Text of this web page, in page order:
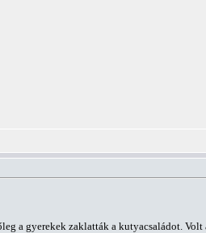
a gyerekek zaklatták a kutyacsaládot.